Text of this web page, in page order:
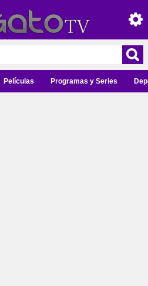
Películas Programas y Series